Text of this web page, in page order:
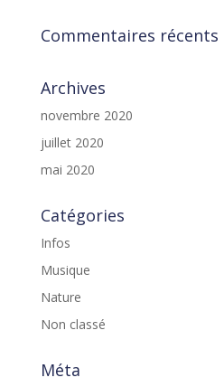
Commentaires récents
Archives
novembre 2020
juillet 2020
mai 2020
Catégories
Infos
Musique
Nature
Non classé
Méta